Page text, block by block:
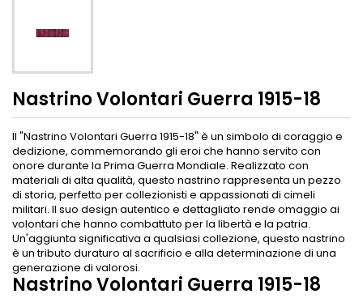
Nastrino Volontari Guerra 1915-18
Il "Nastrino Volontari Guerra 1915-18" è un simbolo di coraggio e
dedizione, commemorando gli eroi che hanno servito con
onore durante la Prima Guerra Mondiale. Realizzato con
materiali di alta qualità, questo nastrino rappresenta un pezzo
di storia, perfetto per collezionisti e appassionati di cimeli
militari. Il suo design autentico e dettagliato rende omaggio ai
volontari che hanno combattuto per la libertà e la patria.
Un'aggiunta significativa a qualsiasi collezione, questo nastrino
è un tributo duraturo al sacrificio e alla determinazione di una
generazione di valorosi.
Nastrino Volontari Guerra 1915-18